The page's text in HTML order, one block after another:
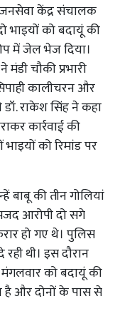
केंद्र संचालक
भाइयों को बदायूं की
में जेल भेज दिया।
चौकी प्रभारी
कालीचरन और
राकेश सिंह ने कहा
कार्रवाई की
को रिमांड पर
की तीन गोलियां
आरोपी दो सगे
हो गए थे। पुलिस
थी। इस दौरान
को बदायूं की
है और दोनों के पास से